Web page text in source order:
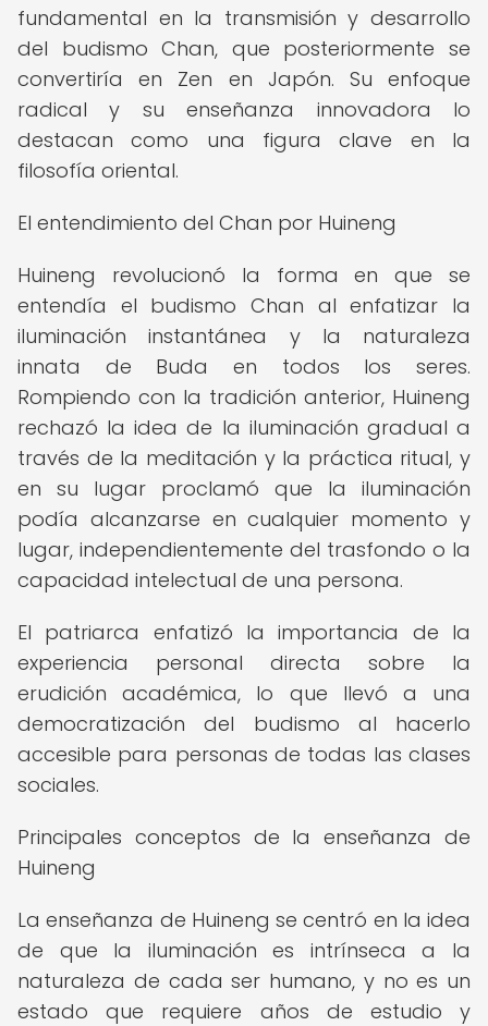
fundamental en la transmisión y desarrollo
del budismo Chan, que posteriormente se
convertiría en Zen en Japón. Su enfoque
radical y su enseñanza innovadora lo
destacan como una figura clave en la
filosofía oriental.
El entendimiento del Chan por Huineng
Huineng revolucionó la forma en que se
entendía el budismo Chan al enfatizar la
iluminación instantánea y la naturaleza
innata de Buda en todos los seres.
Rompiendo con la tradición anterior, Huineng
rechazó la idea de la iluminación gradual a
través de la meditación y la práctica ritual, y
en su lugar proclamó que la iluminación
podía alcanzarse en cualquier momento y
lugar, independientemente del trasfondo o la
capacidad intelectual de una persona.
El patriarca enfatizó la importancia de la
experiencia personal directa sobre la
erudición académica, lo que llevó a una
democratización del budismo al hacerlo
accesible para personas de todas las clases
sociales.
Principales conceptos de la enseñanza de
Huineng
La enseñanza de Huineng se centró en la idea
de que la iluminación es intrínseca a la
naturaleza de cada ser humano, y no es un
estado que requiere años de estudio y